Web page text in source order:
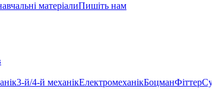
матеріалиПишіть нам
3-й/4-й механікЕлектромеханікБоцманФіттер